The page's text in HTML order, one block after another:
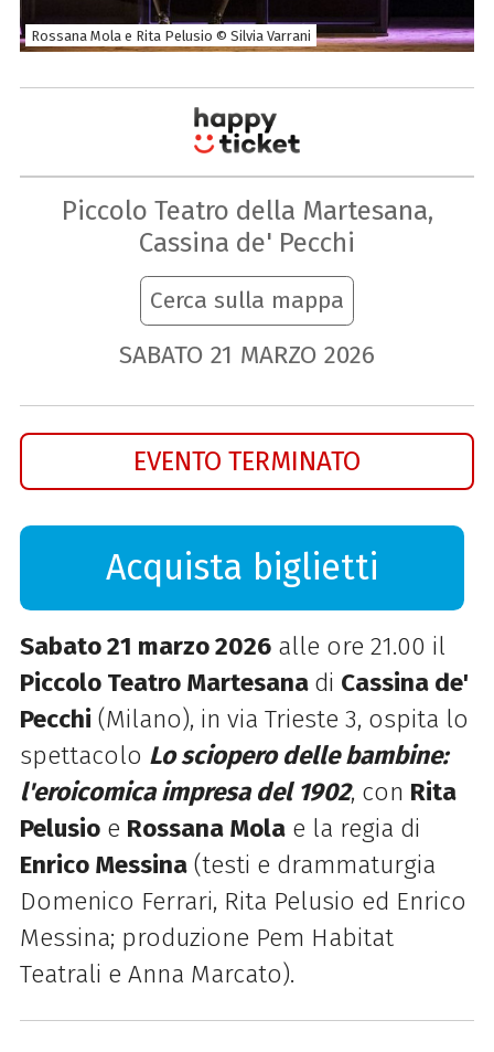
Rossana Mola e Rita Pelusio © Silvia Varrani
Piccolo Teatro della Martesana,
Cassina de' Pecchi
Cerca sulla mappa
SABATO 21 MARZO 2026
EVENTO TERMINATO
Acquista biglietti
Sabato 21 marzo 2026alle ore 21.00 il
Piccolo Teatro Martesana di Cassina de'
Pecchi (Milano), in via Trieste 3, ospita lo
spettacolo Lo sciopero delle bambine:
l'eroicomica impresa del 1902, con Rita
Pelusioe Rossana Molae la regia di
Enrico Messina(testi e drammaturgia
Domenico Ferrari, Rita Pelusio ed Enrico
Messina; produzione Pem Habitat
Teatrali e Anna Marcato).